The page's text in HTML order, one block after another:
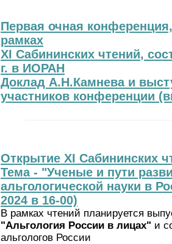
Первая очная
рамках
XI Сабининских чтений,
г. в ИОРАН
Доклад А.Н.Камнева и
участников конференции
Открытие XI Сабининских
Тема - "Ученые и пути
альгологической науки в
2024 в 16-00)
В рамках чтений планируется
"Альгология России в лицах" и
альгологов России